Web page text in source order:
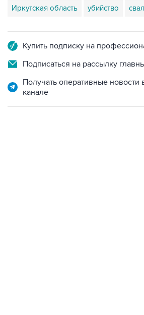
Иркутская область убийство
Купить подписку на
Подписаться на рассылку
Получать оперативные
канале